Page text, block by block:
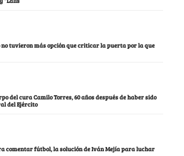
no tuvieron más opción que criticar la puerta por la que
del cura Camilo Torres, 60 años después de haber sido
del Ejército
comentar fútbol, la solución de Iván Mejía para luchar